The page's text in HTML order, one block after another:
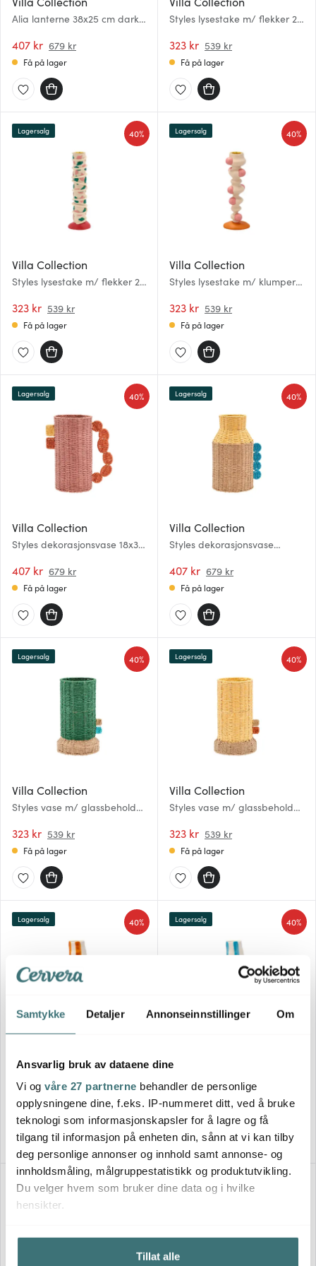
Samtykke Detaljer Annonseinnstillinger Om
Ansvarlig bruk av dataene dine
Vi og våre 27 partnerne behandler de personlige
opplysningene dine, f.eks. IP-nummeret ditt, ved å bruke
teknologi som informasjonskapsler for å lagre og få
tilgang til informasjon på enheten din, sånn at vi kan tilby
deg personlige annonser og innhold samt annonse- og
innholdsmåling, målgruppestatistikk og produktutvikling.
Du velger hvem som bruker dine data og i hvilke
hensikter.
Hvis du gir oss lov, vil vi også gjerne:
Innhente informasjon om den geografiske
Tillat alle
Alia lanterne 38x25 cm dark
407 kr 679 kr
Få på lager
Styles lysestake m/ flekker 21
323 kr 539 kr
Få på lager
Villa Collection
Styles lysestake m/ flekker 21
323 kr 539 kr
40%
Lagersalg
Få på lager
Villa Collection
Styles lysestake m/ klumper
323 kr 539 kr
40%
Lagersalg
Få på lager
Villa Collection
Styles dekorasjonsvase 18x35
407 kr 679 kr
40%
Lagersalg
Få på lager
Villa Collection
Styles dekorasjonsvase
407 kr 679 kr
40%
Lagersalg
Få på lager
Villa Collection
Styles vase m/ glassbeholder
323 kr 539 kr
40%
Lagersalg
Få på lager
Villa Collection
Styles vase m/ glassbeholder
323 kr 539 kr
40%
Lagersalg
Få på lager
Styles vase m/ nebb og
øyevipper 34 cm amber
407 kr 679 kr
40%
Lagersalg
Få på lager
Styles vase m/ nebb og
øyevipper 34 cm blå
679 kr
40%
Lagersalg
Få på lager
40%
Lagersalg Lagersalg